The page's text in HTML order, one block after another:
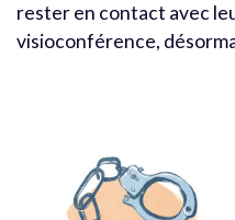
rester en contact avec
visioconférence,